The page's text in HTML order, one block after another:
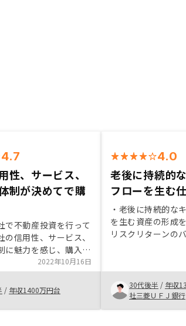
4.7
性、サービス、
制が決めてで購
で不動産投資を行って
の信用性、サービス、
に魅力を感じ、購入を
不動産投資は良くリス
われますが、確かな物
ポート体制の元では、
無いと考えています。
入の前にきちんと説明
2022年10月16日
/ 年収1400万円台
4.0
老後に持続的
フローを生む
・老後に持続的な
を生む資産の形成
リスクリターンの
はあるが、初期費
資可能であること
ィ等を決め手に投
産やレバレッジに
方にはおすすめ物
30代後半 / 年収
社三菱ＵＦＪ銀行